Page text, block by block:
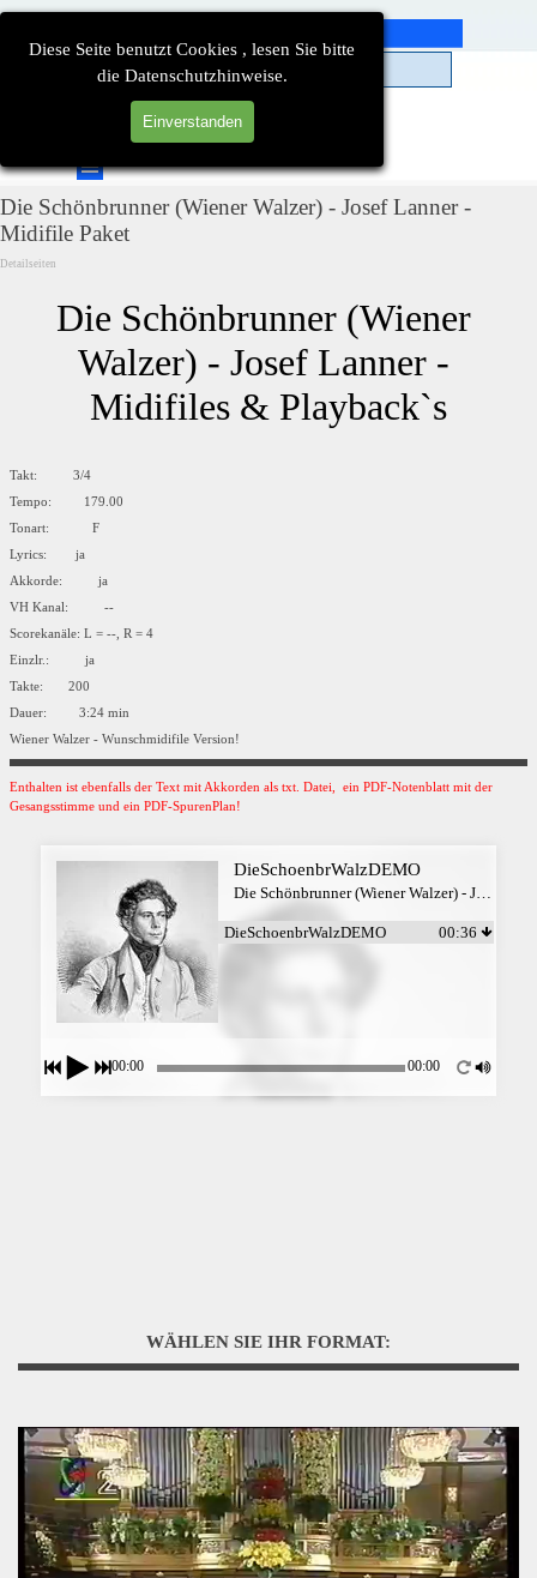
Diese Seite benutzt Cookies , lesen Sie bitte
die Datenschutzhinweise.
Einverstanden
Direkt zum Seiteninhalt
Menü überspringen
Die Schönbrunner (Wiener Walzer) - Josef Lanner -
Midifile Paket
Detailseiten
Die Schönbrunner (Wiener
Walzer) - Josef Lanner -
Midifiles & Playback`s
Takt: 3/4
Tempo: 179.00
Tonart: F
Lyrics: ja
Akkorde: ja
VH Kanal: --
Scorekanäle: L = --, R = 4
Einzlr.: ja
Takte: 200
Dauer: 3:24 min
Wiener Walzer - Wunschmidifile Version!
Enthalten ist ebenfalls der Text mit Akkorden als txt. Datei, ein PDF-Notenblatt mit der
Gesangsstimme und ein PDF-SpurenPlan!
DieSchoenbrWalzDEMO
Die Schönbrunner (Wiener Walzer) - Josef Lanner
DieSchoenbrWalzDEMO 00:36
00:00 00:00
WÄHLEN SIE IHR FORMAT: